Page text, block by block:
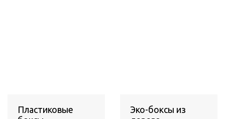
Пластиковые
Эко-боксы из